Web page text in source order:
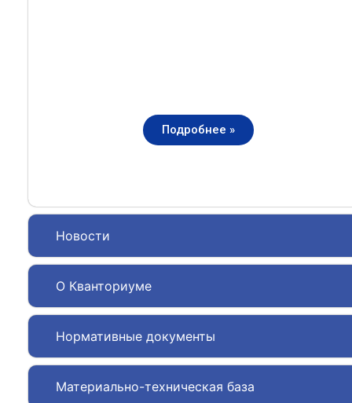
Новости
О Кванториуме
Нормативные документы
Материально-техническая база
Подробнее »